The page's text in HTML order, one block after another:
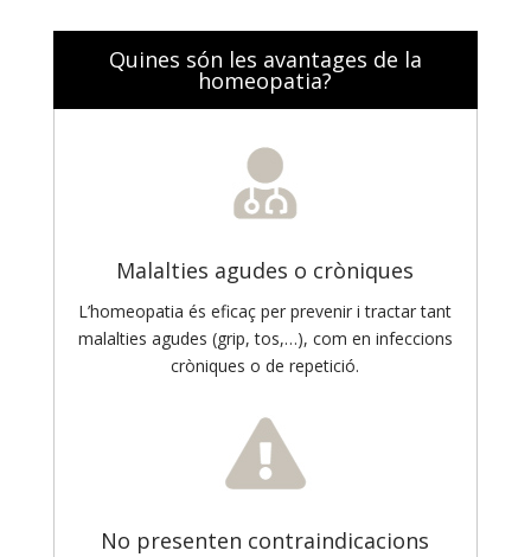
Quines són les avantages de la
homeopatia?
Malalties agudes o cròniques
L’homeopatia és eficaç per prevenir i tractar tant
malalties agudes (grip, tos,…), com en infeccions
cròniques o de repetició.
No presenten contraindicacions